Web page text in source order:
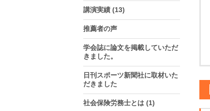
講演実績 (13)
推薦者の声
学会誌に論文を掲載していただ
きました。
日刊スポーツ新聞社に取材いた
だきました
社会保険労務士とは (1)